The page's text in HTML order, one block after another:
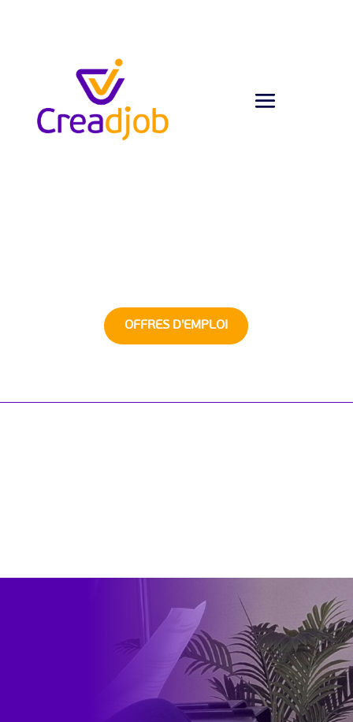
OFFRES D'EMPLOI